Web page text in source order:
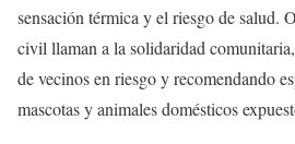
sensación térmica y el riesgo de salud.
civil llaman a la solidaridad
de vecinos en riesgo y recomendando
mascotas y animales domésticos